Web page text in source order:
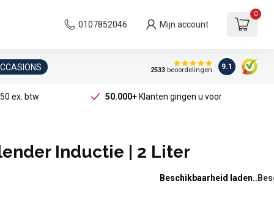
0107852046 Mijn account
0
2533beoordelingen 9.1
ex. btw 50.000+Klanten gingen u voor
Inductie | 2 Liter
Beschikbaarheid laden..